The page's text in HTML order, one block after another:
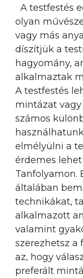
A testfestés
olyan
vagy más
díszítjük a
hagyomány,
alkalmaztak
A testfestés
mintázat
számos
elmélyülni a
érdemes
Tanfolyamon.
általában
technikákat,
alkalmazott
valamint
szerezhetsz a
az, hogy
preferált